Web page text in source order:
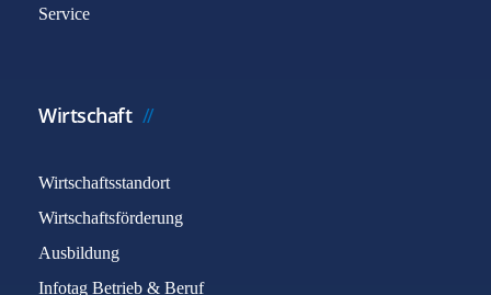
Service
Wirtschaft
Wirtschaftsstandort
Wirtschaftsförderung
Ausbildung
Infotag Betrieb & Beruf